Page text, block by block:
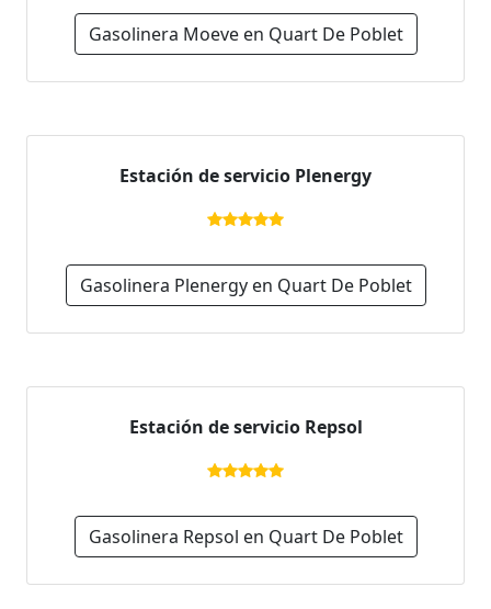
Gasolinera Moeve en Quart De Poblet
Estación de servicio Plenergy
Gasolinera Plenergy en Quart De Poblet
Estación de servicio Repsol
Gasolinera Repsol en Quart De Poblet